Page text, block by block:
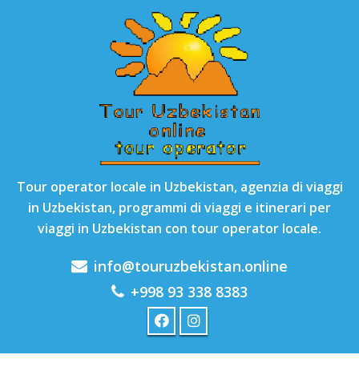
Tour operator locale in Uzbekistan, agenzia di viaggi
in Uzbekistan, programmi di viaggi e itinerari per
viaggi in Uzbekistan con tour operator locale.
info@touruzbekistan.online
+998 93 338 8383